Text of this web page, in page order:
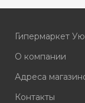
Гипермаркет
О компании
Адреса
Контакты